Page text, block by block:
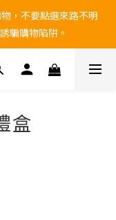
到貨日配達」 ，有送
貨日。
，不要點選來路不明
騙購物陷阱。
到貨日配達」 ，有送
盒